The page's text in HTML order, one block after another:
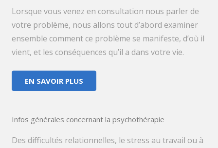
Lorsque vous venez en consultation nous parler de
votre problème, nous allons tout d’abord examiner
ensemble comment ce problème se manifeste, d’où il
vient, et les conséquences qu’il a dans votre vie.
EN SAVOIR PLUS
Infos générales concernant la psychothérapie
Des difficultés relationnelles, le stress au travail ou à